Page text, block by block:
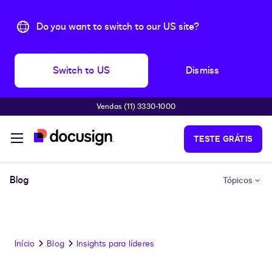
Do you want to switch to our US site?
Switch to US Dismiss
Pular para o conteúdo principal
Vendas (11) 3330-1000
TESTE GRÁTIS
Blog Tópicos
Início Blog Insights para líderes